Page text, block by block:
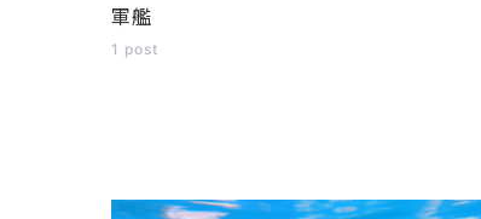
軍艦
1 post